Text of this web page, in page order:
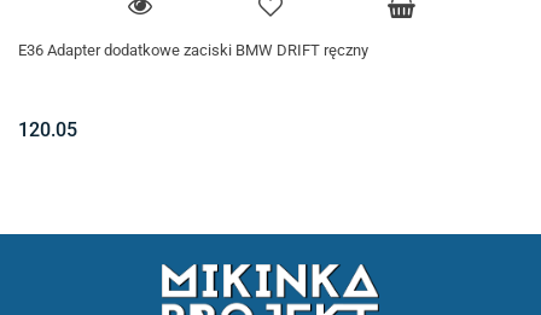
E36 Adapter dodatkowe zaciski BMW DRIFT ręczny
120.05